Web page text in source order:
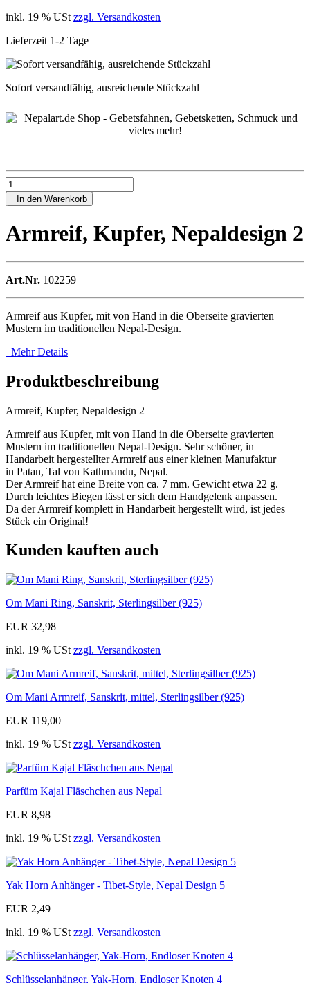
inkl. 19 % USt zzgl. Versandkosten
Lieferzeit 1-2 Tage
Sofort versandfähig, ausreichende Stückzahl
In den Warenkorb
Armreif, Kupfer, Nepaldesign 2
Art.Nr. 102259
Armreif aus Kupfer, mit von Hand in die Oberseite gravierten
Mustern im traditionellen Nepal-Design.
Mehr Details
Produktbeschreibung
Armreif, Kupfer, Nepaldesign 2
Armreif aus Kupfer, mit von Hand in die Oberseite gravierten
Mustern im traditionellen Nepal-Design. Sehr schöner, in
Handarbeit hergestellter Armreif aus einer kleinen Manufaktur
in Patan, Tal von Kathmandu, Nepal.
Der Armreif hat eine Breite von ca. 7 mm. Gewicht etwa 22 g.
Durch leichtes Biegen lässt er sich dem Handgelenk anpassen.
Da der Armreif komplett in Handarbeit hergestellt wird, ist jedes
Stück ein Original!
Kunden kauften auch
Om Mani Ring, Sanskrit, Sterlingsilber (925)
EUR 32,98
inkl. 19 % USt zzgl. Versandkosten
Om Mani Armreif, Sanskrit, mittel, Sterlingsilber (925)
EUR 119,00
inkl. 19 % USt zzgl. Versandkosten
Parfüm Kajal Fläschchen aus Nepal
EUR 8,98
inkl. 19 % USt zzgl. Versandkosten
Yak Horn Anhänger - Tibet-Style, Nepal Design 5
EUR 2,49
inkl. 19 % USt zzgl. Versandkosten
Schlüsselanhänger, Yak-Horn, Endloser Knoten 4